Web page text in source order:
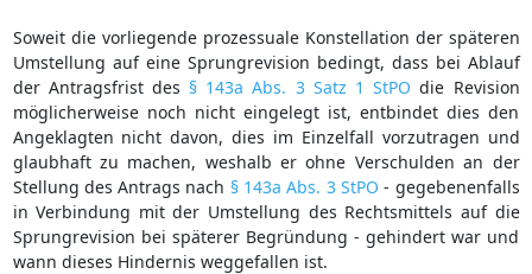
Soweit die vorliegende prozessuale Konstellation der späteren
Umstellung auf eine Sprungrevision bedingt, dass bei Ablauf
der Antragsfrist des § 143a Abs. 3 Satz 1 StPO die Revision
möglicherweise noch nicht eingelegt ist, entbindet dies den
Angeklagten nicht davon, dies im Einzelfall vorzutragen und
glaubhaft zu machen, weshalb er ohne Verschulden an der
Stellung des Antrags nach § 143a Abs. 3 StPO - gegebenenfalls
in Verbindung mit der Umstellung des Rechtsmittels auf die
Sprungrevision bei späterer Begründung - gehindert war und
wann dieses Hindernis weggefallen ist.